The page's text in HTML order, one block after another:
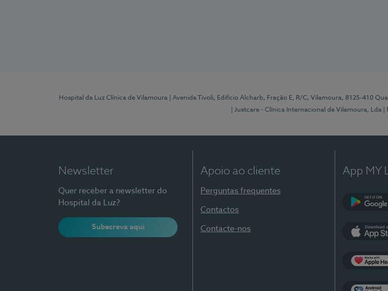
Hospital da Luz Clínica de Vilamoura | Avenida Tivoli, Edifício Alcharb, Fração E, R/C, Vilamoura, 8125-410
| Justcare - Clínica Internacional de Vilamoura, Lda
Newsletter
Quer receber a newsletter do
Hospital da Luz?
Subscreva aqui
Apoio ao cliente
Perguntas frequentes
Contactos
Contacte-nos
App MY